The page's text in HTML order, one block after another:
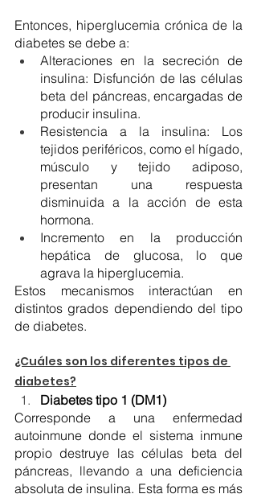
Entonces, hiperglucemia crónica de la
diabetes se debe a:
Alteraciones en la secreción de
insulina: Disfunción de las células
beta del páncreas, encargadas de
producir insulina.
Resistencia a la insulina: Los
tejidos periféricos, como el hígado,
músculo y tejido adiposo,
presentan una respuesta
disminuida a la acción de esta
hormona.
Incremento en la producción
hepática de glucosa, lo que
agrava la hiperglucemia.
Estos mecanismos interactúan en
distintos grados dependiendo del tipo
de diabetes.
¿Cuáles son los diferentes tipos de
diabetes?
Diabetes tipo 1 (DM1)
Corresponde a una enfermedad
autoinmune donde el sistema inmune
propio destruye las células beta del
páncreas, llevando a una deficiencia
absoluta de insulina. Esta forma es más